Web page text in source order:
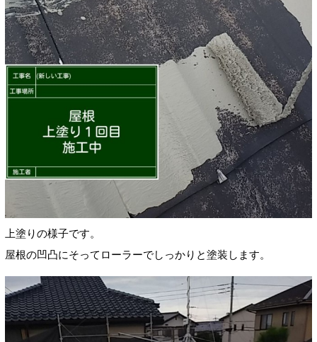
上塗りの様子です。
屋根の凹凸にそってローラーでしっかりと塗装します。